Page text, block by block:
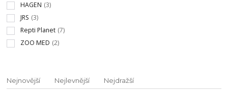
HAGEN (3)
JRS (3)
Repti Planet (7)
ZOO MED (2)
Nejnovější Nejlevnější Nejdražší